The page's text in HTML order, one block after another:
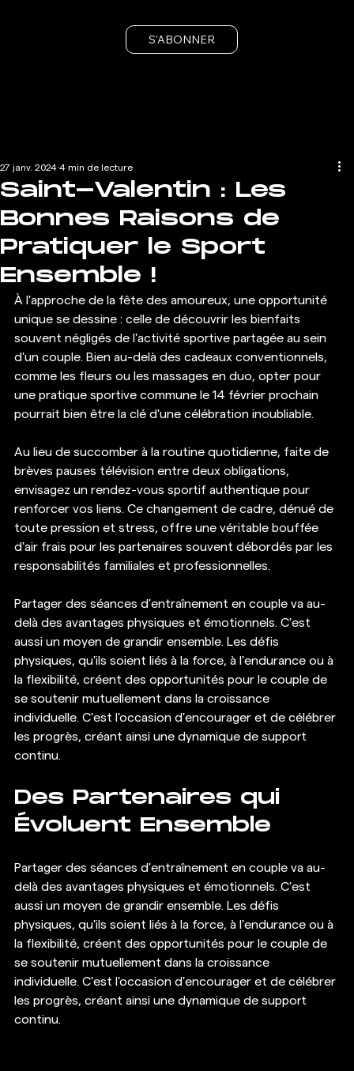
S'ABONNER
Saint-Valentin : Les
Bonnes Raisons de
Pratiquer le Sport
Ensemble !
27 janv. 2024 4 min de lecture
À l'approche de la fête des amoureux, une opportunité
unique se dessine : celle de découvrir les bienfaits
souvent négligés de l'activité sportive partagée au sein
d'un couple. Bien au-delà des cadeaux conventionnels,
comme les fleurs ou les massages en duo, opter pour
une pratique sportive commune le 14 février prochain
pourrait bien être la clé d'une célébration inoubliable.
Au lieu de succomber à la routine quotidienne, faite de
brèves pauses télévision entre deux obligations,
envisagez un rendez-vous sportif authentique pour
renforcer vos liens. Ce changement de cadre, dénué de
toute pression et stress, offre une véritable bouffée
d'air frais pour les partenaires souvent débordés par les
responsabilités familiales et professionnelles.
Partager des séances d'entraînement en couple va au-
delà des avantages physiques et émotionnels. C'est
aussi un moyen de grandir ensemble. Les défis
physiques, qu'ils soient liés à la force, à l'endurance ou à
la flexibilité, créent des opportunités pour le couple de
se soutenir mutuellement dans la croissance
individuelle. C'est l'occasion d'encourager et de célébrer
les progrès, créant ainsi une dynamique de support
continu.
Des Partenaires qui
Évoluent Ensemble
Partager des séances d'entraînement en couple va au-
delà des avantages physiques et émotionnels. C'est
aussi un moyen de grandir ensemble. Les défis
physiques, qu'ils soient liés à la force, à l'endurance ou à
la flexibilité, créent des opportunités pour le couple de
se soutenir mutuellement dans la croissance
individuelle. C'est l'occasion d'encourager et de célébrer
les progrès, créant ainsi une dynamique de support
continu.